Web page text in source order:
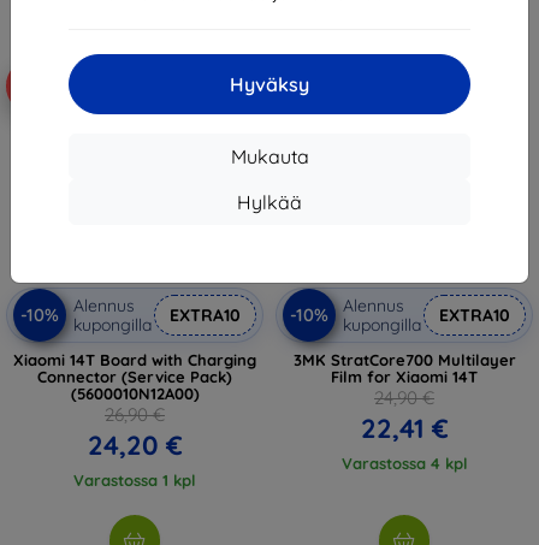
Hyväksy
Mukauta
Hylkää
-10%
Alennus
kupongilla
EXTRA10
Xiaomi 14T Board with Charging
Connector (Service Pack)
(5600010N12A00)
26,90 €
24,20 €
Varastossa 1 kpl
-10%
-10%
Alennus
kupongilla
EXTRA10
3MK StratCore700 Multilayer
Film for Xiaomi 14T
24,90 €
22,41 €
Varastossa 4 kpl